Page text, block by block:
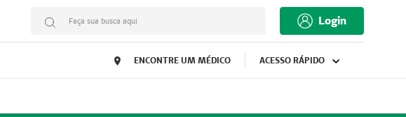
Faça sua busca aqui Login
ENCONTRE UM MÉDICO ACESSO RÁPIDO